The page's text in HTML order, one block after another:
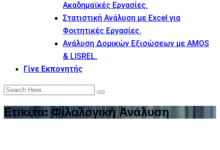
Ακαδημαϊκές Εργασίες.
Στατιστική Ανάλυση με Excel για
Φοιτητικές Εργασίες.
Ανάλυση Δομικών Εξισώσεων με AMOS
& LISREL.
Γίνε Εκπονητής
Ετικέτα: Φιλολογική Ανάλυση